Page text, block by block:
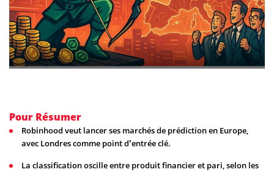
Pour Résumer
Robinhood veut lancer ses marchés de prédiction en Europe,
avec Londres comme point d’entrée clé.
La classification oscille entre produit financier et pari, selon les